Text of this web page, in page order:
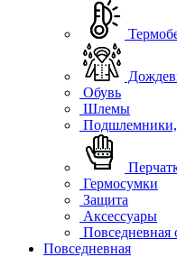
Обувь
Шлемы
Гермосумки
Защита
Аксессуары
Повседневная
Повседневная